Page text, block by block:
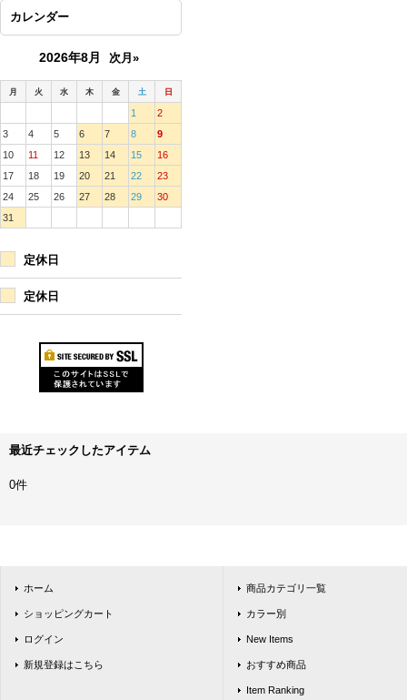
カレンダー
2026年8月 次月»
月 火 水 木 金 土 日
1
2
3
4 5 6 7 8
9
10
11 12 13 14 15
16
17
18 19 20 21 22
23
24
25 26 27 28 29
30
31
定休日
定休日
最近チェックしたアイテム
0件
ホーム
ショッピングカート
ログイン
新規登録はこちら
商品カテゴリ一覧
カラー別
New Items
おすすめ商品
Item Ranking